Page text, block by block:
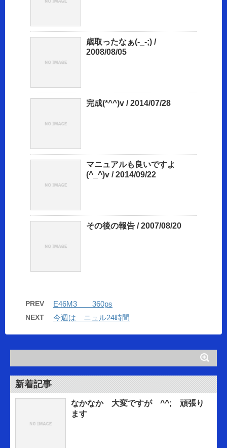
歳取ったなぁ(-_-;) /
2008/08/05
完成(*^^)v / 2014/07/28
マニュアルも良いですよ
(^_^)v / 2014/09/22
その後の報告 / 2007/08/20
PREV E46M3 360ps
NEXT 今週は ニュル24時間
新着記事
なかなか 大変ですが ^^; 頑張り
ます